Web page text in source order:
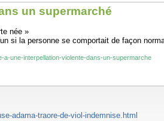
un supermarché
née »
si la personne se comportait de façon
une-interpellation-violente-dans-un-supermarche
adama-traore-de-viol-indemnise.html